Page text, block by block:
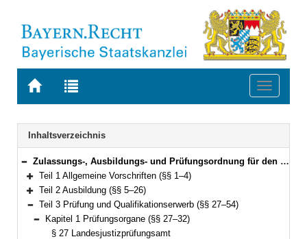
Zur
BAYERN.RECHT
Zur
letzten
Suche
Toggle
Navigation
Inhaltsverzeichnis
Bereich reduzieren
Zulassungs-, Ausbildungs- und Prüfungsordnung für den Justizwachtmeister-, Justizfachwirte-, Gerichtsvollzieher- und Rechtspflegerdienst (Ausbildungsordnung Justiz – ZAPO-J) Vom 16. Juni 2016 (GVBl. S. 123) BayRS 2038-3-3-17-J (§§ 1–59)
Bereich erweitern
Teil 1 Allgemeine Vorschriften (§§ 1–4)
Bereich erweitern
Teil 2 Ausbildung (§§ 5–26)
Bereich reduzieren
Teil 3 Prüfung und Qualifikationserwerb (§§ 27–54)
Bereich reduzieren
Kapitel 1 Prüfungsorgane (§§ 27–32)
§ 27 Landesjustizprüfungsamt